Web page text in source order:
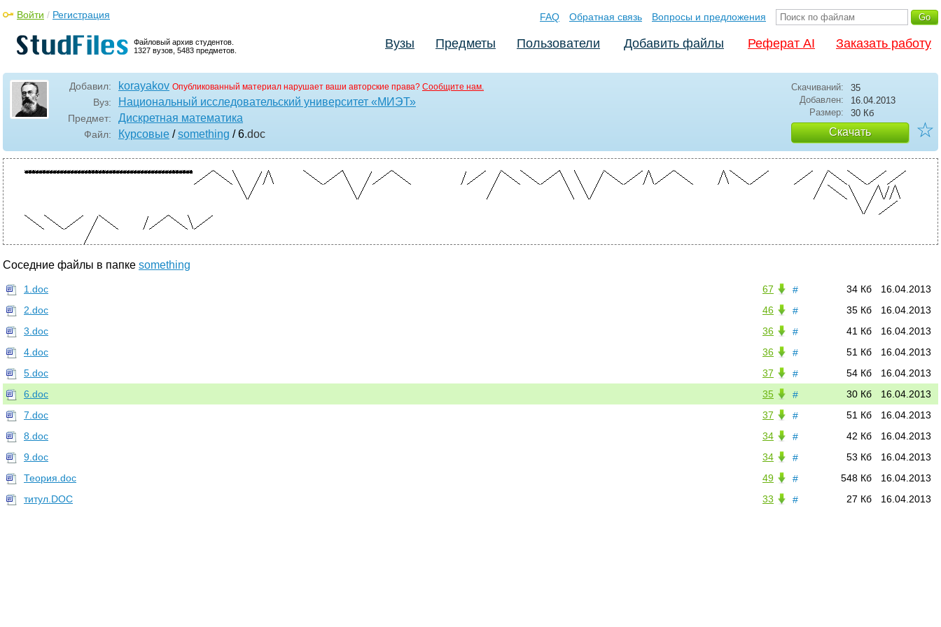
Файловый архив студентов.
1327 вузов, 5483 предметов.
Войти / Регистрация FAQ Обратная связь Вопросы и предложения
Вузы Предметы Пользователи Добавить файлы Реферат AI Заказать работу
Добавил: korayakov Опубликованный материал нарушает ваши авторские права? Сообщите нам.
Вуз: Национальный исследовательский университет «МИЭТ»
Предмет: Дискретная математика
Файл: Курсовые /something / 6.doc
Скачиваний:
35
Добавлен:
16.04.2013
Размер:
30 Кб
Скачать ☆
Соседние файлы в папке something
# 16.04.2013
34 Кб
67
1.doc
#
16.04.2013
35 Кб
46
2.doc
#
16.04.2013
41 Кб
36
3.doc
#
16.04.2013
51 Кб
36
4.doc
#
16.04.2013
54 Кб
37
5.doc
#
16.04.2013
30 Кб
35
6.doc
#
16.04.2013
51 Кб
37
7.doc
#
16.04.2013
42 Кб
34
8.doc
#
16.04.2013
53 Кб
34
9.doc
#
16.04.2013
548 Кб
49
Теория.doc
#
16.04.2013
27 Кб
33
титул.DOC